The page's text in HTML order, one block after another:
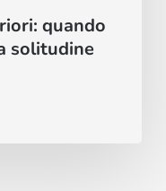
quando
solitudine